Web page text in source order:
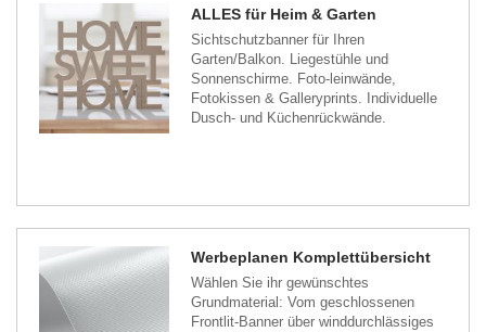
ALLES für Heim & Garten
Sichtschutzbanner für Ihren
Garten/Balkon. Liegestühle und
Sonnenschirme. Foto-leinwände,
Fotokissen & Galleryprints. Individuelle
Dusch- und Küchenrückwände.
Werbeplanen Komplettübersicht
Wählen Sie ihr gewünschtes
Grundmaterial: Vom geschlossenen
Frontlit-Banner über winddurchlässiges